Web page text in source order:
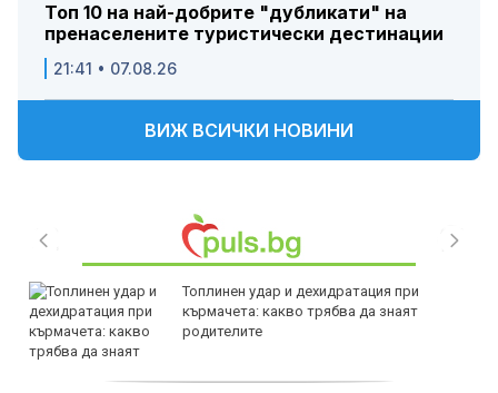
Топ 10 на най-добрите "дубликати" на
пренаселените туристически дестинации
21:41 • 07.08.26
ВИЖ ВСИЧКИ НОВИНИ
Топлинен удар и дехидратация при
кърмачета: какво трябва да знаят
родителите